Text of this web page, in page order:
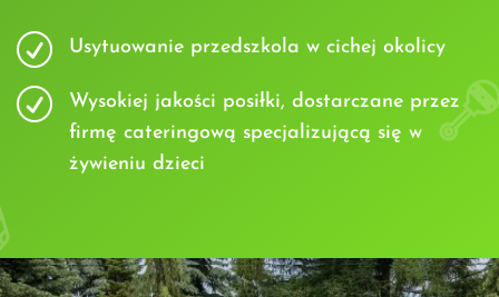
R Usytuowanie przedszkola w cichej okolicy
R
Wysokiej jakości posiłki, dostarczane przez
firmę cateringową specjalizującą się w
żywieniu dzieci